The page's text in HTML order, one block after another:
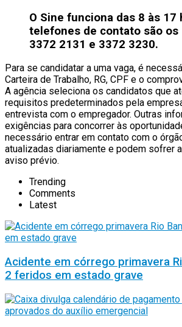
O Sine funciona das 8 às 17
telefones de contato são
3372 2131 e 3372 3230.
Para se candidatar a uma vaga, é
Carteira de Trabalho, RG, CPF e o
A agência seleciona os candidatos que
requisitos predeterminados pela
entrevista com o empregador. Outras
exigências para concorrer às
necessário entrar em contato com o
atualizadas diariamente e podem sofrer
aviso prévio.
Trending
Comments
Latest
Acidente em córrego primavera
2 feridos em estado grave